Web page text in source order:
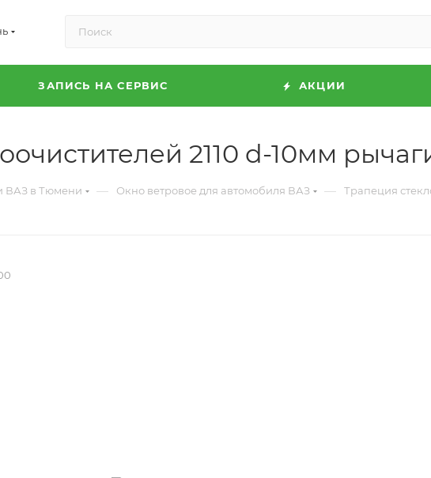
ЗАПИСЬ НА СЕРВИС АКЦИИ
2110 d-10мм
ВАЗ в Тюмени — Окно ветровое для автомобиля ВАЗ — Трапеция